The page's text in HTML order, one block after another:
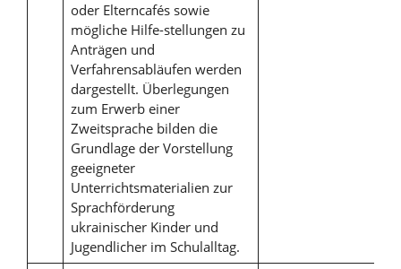
oder Elterncafés sowie
mögliche Hilfe-stellungen zu
Anträgen und
Verfahrensabläufen werden
dargestellt. Überlegungen
zum Erwerb einer
Zweitsprache bilden die
Grundlage der Vorstellung
geeigneter
Unterrichtsmaterialien zur
Sprachförderung
ukrainischer Kinder und
Jugendlicher im Schulalltag.